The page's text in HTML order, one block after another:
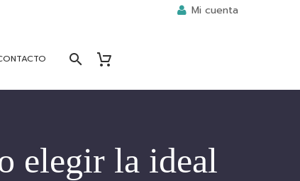
Mi cuenta
elegir la ideal